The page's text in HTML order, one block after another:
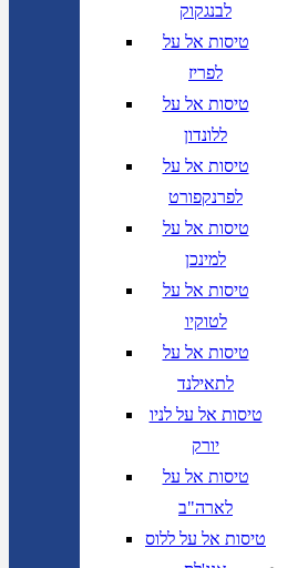
לבנגקוק
טיסות אל על
לפריז
טיסות אל על
ללונדון
טיסות אל על
לפרנקפורט
טיסות אל על
למינכן
טיסות אל על
לטוקיו
טיסות אל על
לתאילנד
טיסות אל על לניו
יורק
טיסות אל על
לארה"ב
טיסות אל על ללוס